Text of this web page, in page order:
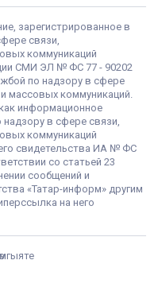
зарегистрированное в
связи,
коммуникаций
СМИ ЭЛ № ФС 77 - 90202
по надзору в сфере
массовых коммуникаций.
информационное
в сфере связи,
коммуникаций
свидетельства ИА № ФС
со статьей 23
сообщений и
«Татар-информ» другим
на него